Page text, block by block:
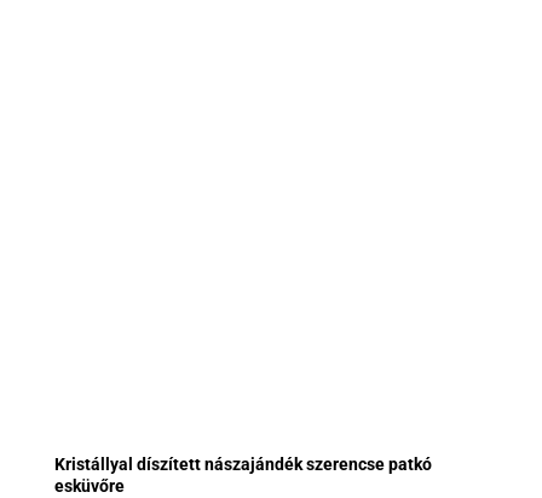
Kristállyal díszített nászajándék szerencse patkó
esküvőre